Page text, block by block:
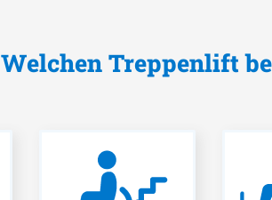
Welchen Treppenlift